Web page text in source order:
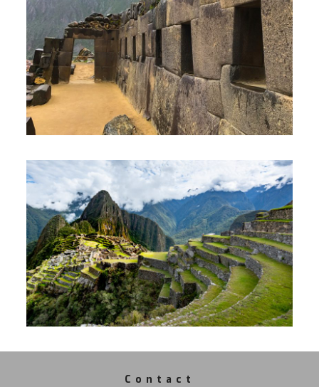
Contact